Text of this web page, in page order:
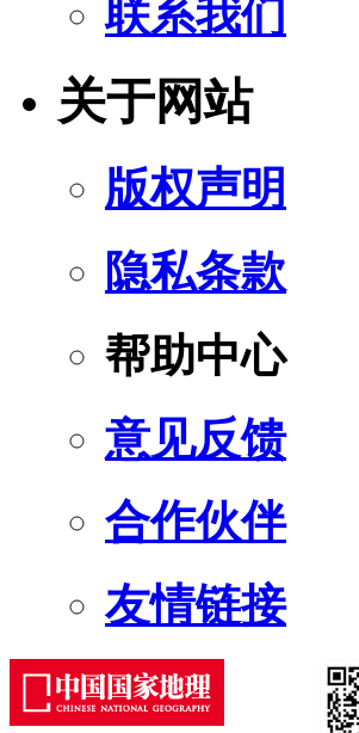
联系我们
关于网站
版权声明
隐私条款
帮助中心
意见反馈
合作伙伴
友情链接